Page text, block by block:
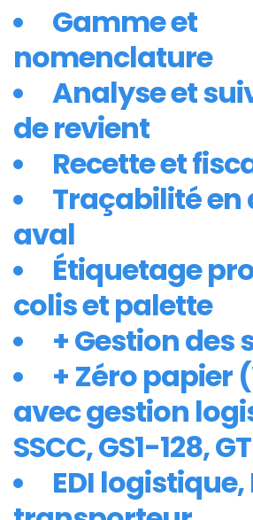
Gamme et
nomenclature
Analyse et
de revient
Recette et
Traçabilité en
aval
Étiquetage
colis et palette
+ Gestion des
+ Zéro papier
avec gestion
SSCC, GS1-128,
EDI logistique,